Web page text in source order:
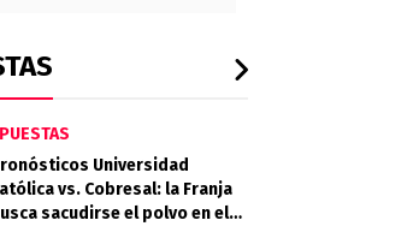
Universidad
vs. Cobresal: la Franja
sacudirse el polvo en el